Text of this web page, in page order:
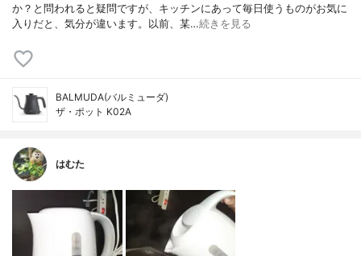
か？と問われると疑問ですが、キッチンにあって毎日使うものがお気に
入りだと、気分が違います。以前、某…続きを見る
BALMUDA(バルミューダ)
ザ・ポット K02A
はむた